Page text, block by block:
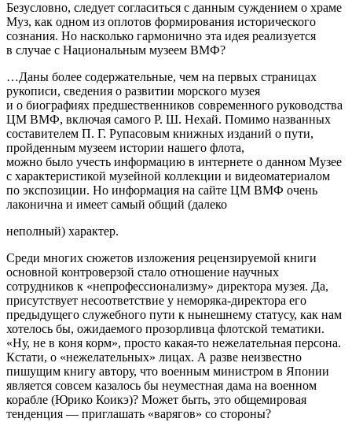
Безусловно, следует согласиться с данным суждением о храме
Муз, как одном из оплотов формирования исторического
сознания. Но насколько гармонично эта идея реализуется
в случае с Национальным музеем ВМФ?
…Даны более содержательные, чем на первых страницах
рукописи, сведения о развитии морского музея
и о биографиях предшественников современного руководства
ЦМ ВМФ, включая самого Р. Ш. Нехай. Помимо названных
составителем П. Г. Рупасовым книжных изданий о пути,
пройденным музеем истории нашего флота,
можно было учесть информацию в интернете о данном Музее
с характеристикой музейной коллекции и видеоматериалом
по экспозиции. Но информация на сайте ЦМ ВМФ очень
лаконична и имеет самый общий (далеко
неполный) характер.
Среди многих сюжетов изложения рецензируемой книги
основной контроверзой стало отношение научных
сотрудников к «непрофессионализму» директора музея. Да,
присутствует несоответствие у неморяка-директора его
предыдущего служебного пути к нынешнему статусу, как нам
хотелось бы, ожидаемого прозорливца флотской тематики.
«Ну, не в коня корм», просто какая-то нежелательная персона.
Кстати, о «нежелательных» лицах. А разве неизвестно
пишущим книгу автору, что военным министром в Японии
является совсем казалось бы неуместная дама на военном
корабле (Юрико Коикэ)? Может быть, это общемировая
тенденция — приглашать «варягов» со стороны?